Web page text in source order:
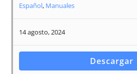
Español, Manuales
14 agosto, 2024
Descargar